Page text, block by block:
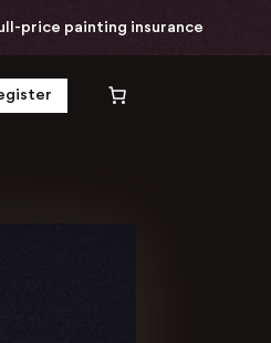
painting insurance